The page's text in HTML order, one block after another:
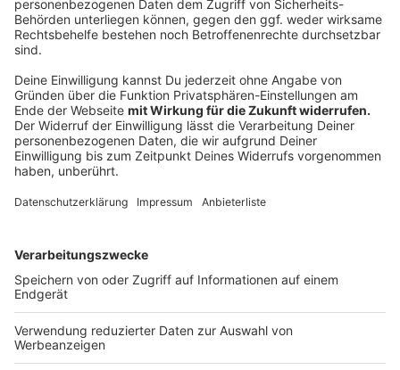
Ritter in futuristischen Rüstungen bis hin zur süßen
Anime-Figur ist alles dabei. Viele der Cosplayer
stecken Wochen und Monate an Freizeit in ihre
Kostüme. Einige können davon sogar inzwischen
Leben.
In Halle 1 gibt es außerdem eine "signing area". Da
können Fans große Influencer treffen. Und auch
ansonsten laufen jede Menge Content-Creator auf der
Messe rum und filmen für ihren eigenen Kanal wie etwa
etwaRocket Beans TV
Auf mehreren Bühnen auf der Gamescom gibt es
zudem verschiedene Spiele-Turniere, Quizrunden,
Filme, Vorträge; Interviews oder Livemusik.